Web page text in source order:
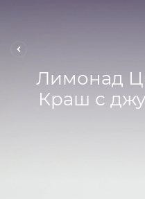
Лимонад
Краш с